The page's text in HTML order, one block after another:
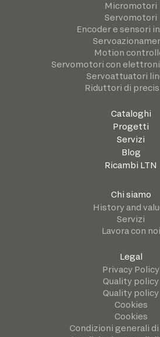
Micromotori
Servomotori
Encoder e sensori
Motion
Servomotori con
Servoattuatori
Riduttori di
Cataloghi
Progetti
Servizi
Blog
Ricambi LTN
Chi siamo
History and
Servizi
Lavora con noi
Legal
Privacy Policy
Quality policy
Quality policy
Cookies
Cookies
Condizioni generali